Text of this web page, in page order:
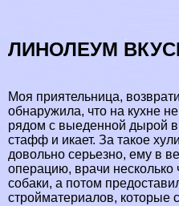
ЛИНОЛЕУМ
Моя приятельница,
обнаружила, что на кухне
рядом с выеденной дырой
стафф и икает. За такое
довольно серьезно, ему в
операцию, врачи несколько
собаки, а потом
стройматериалов, которые